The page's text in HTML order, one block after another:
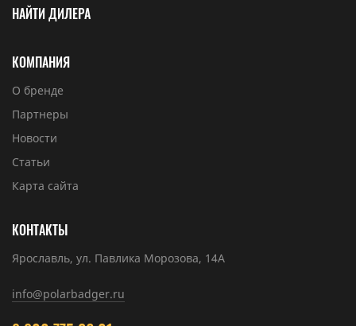
НАЙТИ ДИЛЕРА
КОМПАНИЯ
О бренде
Партнеры
Новости
Статьи
Карта сайта
КОНТАКТЫ
Ярославль, ул. Павлика Морозова, 14А
info@polarbadger.ru